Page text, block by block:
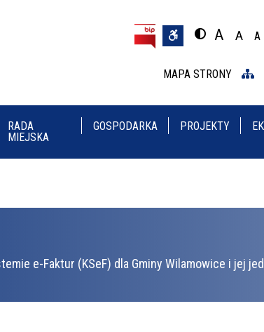
Przełącz na
A
A
A
MAPA STRONY
RADA
MIEJSKA
GOSPODARKA PROJEKTY
e-Faktur (KSeF) dla Gminy Wilamowice i jej